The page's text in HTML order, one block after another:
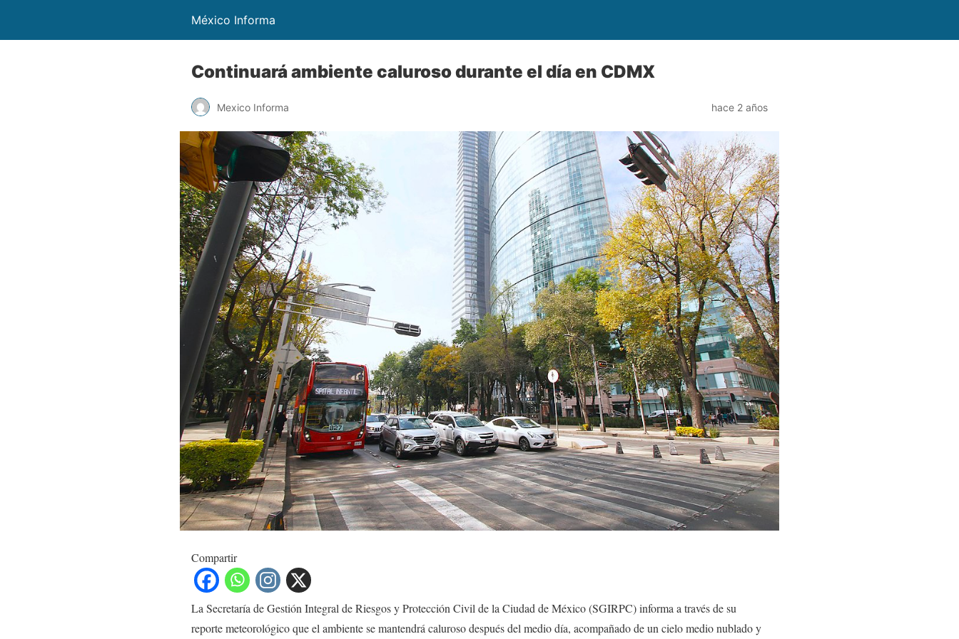
México Informa
Continuará ambiente caluroso durante el día en CDMX
Mexico Informa hace 2 años
Compartir
La Secretaría de Gestión Integral de Riesgos y Protección Civil de la Ciudad de México (SGIRPC) informa a través de su
reporte meteorológico que el ambiente se mantendrá caluroso después del medio día, acompañado de un cielo medio nublado y